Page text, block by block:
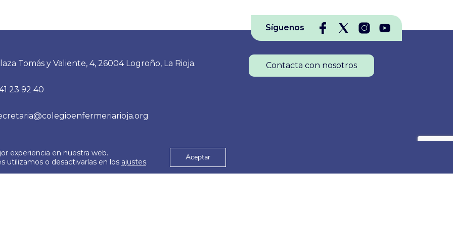
Síguenos
Tomás y Valiente, 4, 26004 Logroño, La Rioja.
23 92 40
Contacta con nosotros
© 2026
Aviso Legal
experiencia en nuestra web.
utilizamos o desactivarlas en los ajustes. Aceptar